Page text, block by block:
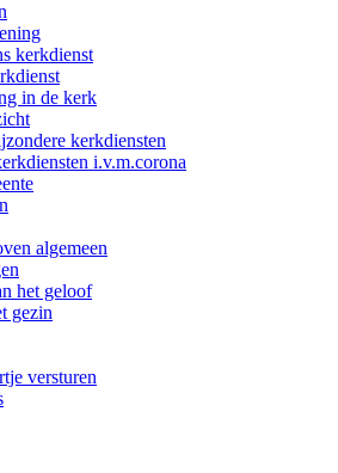
kerkdienst
in de kerk
kerkdiensten
i.v.m.corona
algemeen
het geloof
gezin
versturen